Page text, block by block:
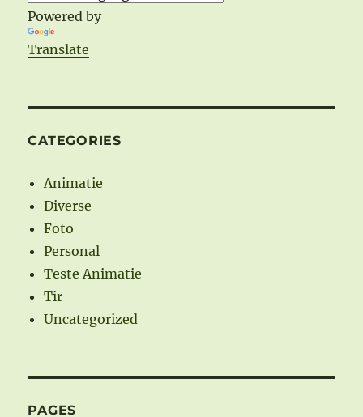
Powered by
Translate
CATEGORIES
Animatie
Diverse
Foto
Personal
Teste Animatie
Tir
Uncategorized
PAGES